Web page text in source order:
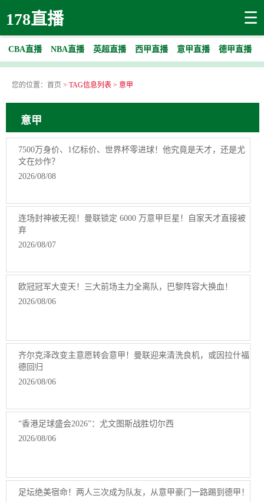
178直播 ☰
CBA直播 NBA直播 英超直播 西甲直播 意甲直播 德甲直播
您的位置： 首页 > TAG信息列表 > 意甲
意甲
7500万身价、1亿标价、世界杯零进球！他究竟是天才，还是尤
文在炒作？
2026/08/08
连场封神被无视！曼联锁定 6000 万意甲巨星！自家天才直接被
弃
2026/08/07
欧冠冠军大变天！三大前场主力全离队，巴黎阵容大换血！
2026/08/06
齐尔克泽改变主意愿转会意甲！曼联迎来清洗良机，或因拉什福
德回归
2026/08/06
“香港足球盛会2026”：尤文图斯战胜切尔西
2026/08/06
足坛绝美宿命！两人三次成为队友，从意甲豪门一路踢到德甲！